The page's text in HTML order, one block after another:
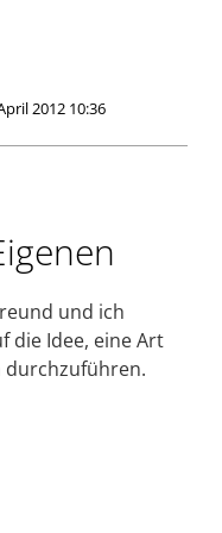
2012 10:36
und ich
die Idee, eine Art
durchzuführen.